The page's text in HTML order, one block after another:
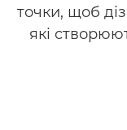
точки, щоб
які